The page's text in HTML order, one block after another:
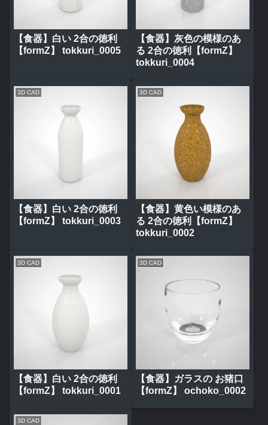
【食器】白い 2合の徳利
【formZ】 tokkuri_0005
【食器】灰色の模様のあ
る 2合の徳利【formZ】
tokkuri_0004
3D CAD
【食器】白い 2合の徳利
【formZ】 tokkuri_0003
3D CAD
【食器】黄色い模様のあ
る 2合の徳利【formZ】
tokkuri_0002
3D CAD
【食器】白い 2合の徳利
【formZ】 tokkuri_0001
3D CAD
【食器】ガラスの お猪口
【formZ】 ochoko_0002
3D CAD